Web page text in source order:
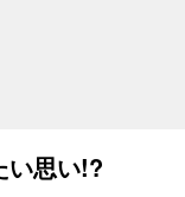
い思い!?